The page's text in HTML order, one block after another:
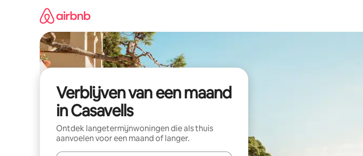
Verblijven van een maand
in Casavells
Ontdek langetermijnwoningen die als thuis
aanvoelen voor een maand of langer.